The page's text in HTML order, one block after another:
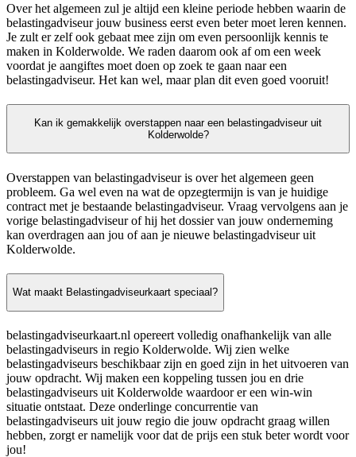
Over het algemeen zul je altijd een kleine periode hebben waarin de
belastingadviseur jouw business eerst even beter moet leren kennen.
Je zult er zelf ook gebaat mee zijn om even persoonlijk kennis te
maken in Kolderwolde. We raden daarom ook af om een week
voordat je aangiftes moet doen op zoek te gaan naar een
belastingadviseur. Het kan wel, maar plan dit even goed vooruit!
Kan ik gemakkelijk overstappen naar een belastingadviseur uit
Kolderwolde?
Overstappen van belastingadviseur is over het algemeen geen
probleem. Ga wel even na wat de opzegtermijn is van je huidige
contract met je bestaande belastingadviseur. Vraag vervolgens aan je
vorige belastingadviseur of hij het dossier van jouw onderneming
kan overdragen aan jou of aan je nieuwe belastingadviseur uit
Kolderwolde.
Wat maakt Belastingadviseurkaart speciaal?
belastingadviseurkaart.nl opereert volledig onafhankelijk van alle
belastingadviseurs in regio Kolderwolde. Wij zien welke
belastingadviseurs beschikbaar zijn en goed zijn in het uitvoeren van
jouw opdracht. Wij maken een koppeling tussen jou en drie
belastingadviseurs uit Kolderwolde waardoor er een win-win
situatie ontstaat. Deze onderlinge concurrentie van
belastingadviseurs uit jouw regio die jouw opdracht graag willen
hebben, zorgt er namelijk voor dat de prijs een stuk beter wordt voor
jou!